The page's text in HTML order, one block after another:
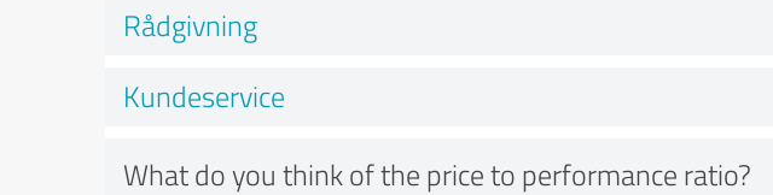
Rådgivning
Kundeservice
What do you think of the price to performance ratio?